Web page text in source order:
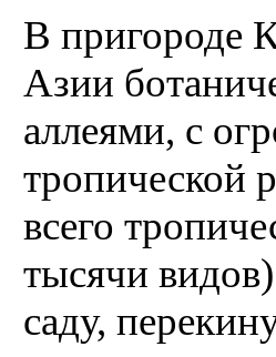
В пригороде
Азии
аллеями, с
тропической
всего
тысячи
саду,